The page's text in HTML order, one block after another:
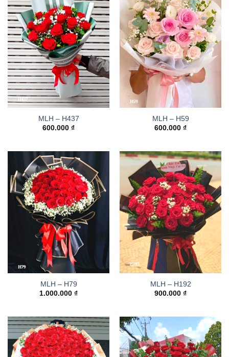
MLH – H437
600.000 ₫
MLH – H59
600.000 ₫
MLH – H79
1.000.000 ₫
MLH – H192
900.000 ₫